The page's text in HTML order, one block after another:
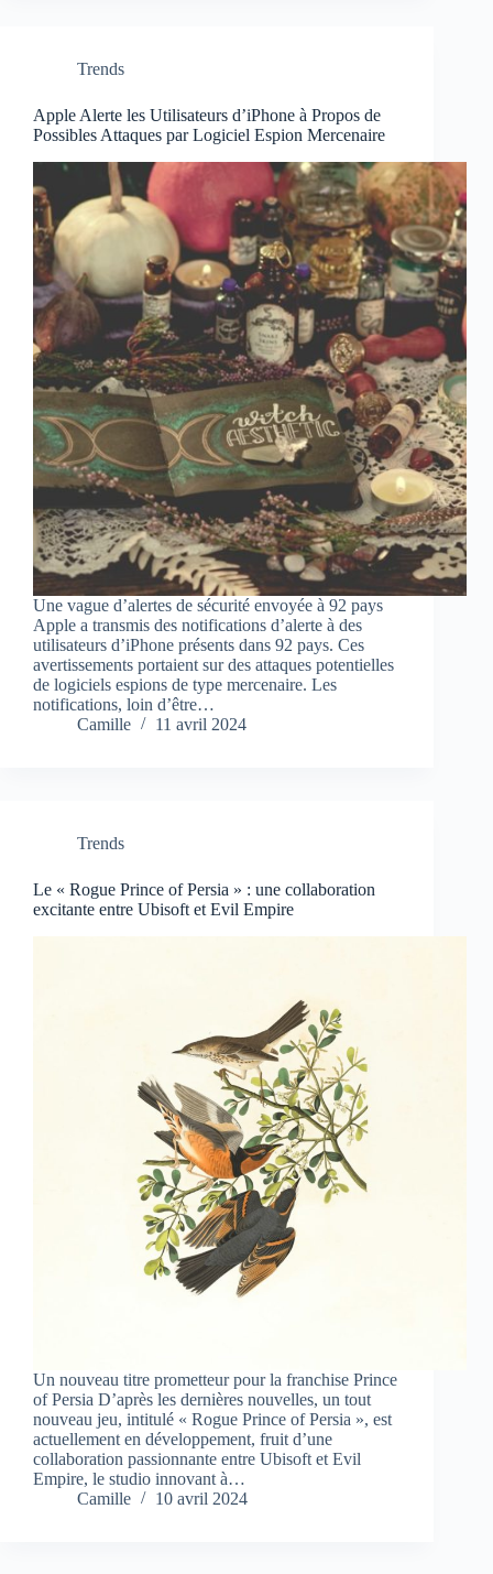
Trends
Apple Alerte les Utilisateurs d’iPhone à Propos de
Possibles Attaques par Logiciel Espion Mercenaire
Une vague d’alertes de sécurité envoyée à 92 pays
Apple a transmis des notifications d’alerte à des
utilisateurs d’iPhone présents dans 92 pays. Ces
avertissements portaient sur des attaques potentielles
de logiciels espions de type mercenaire. Les
notifications, loin d’être…
Camille
11 avril 2024
Trends
Le « Rogue Prince of Persia » : une collaboration
excitante entre Ubisoft et Evil Empire
Un nouveau titre prometteur pour la franchise Prince
of Persia D’après les dernières nouvelles, un tout
nouveau jeu, intitulé « Rogue Prince of Persia », est
actuellement en développement, fruit d’une
collaboration passionnante entre Ubisoft et Evil
Empire, le studio innovant à…
Camille
10 avril 2024